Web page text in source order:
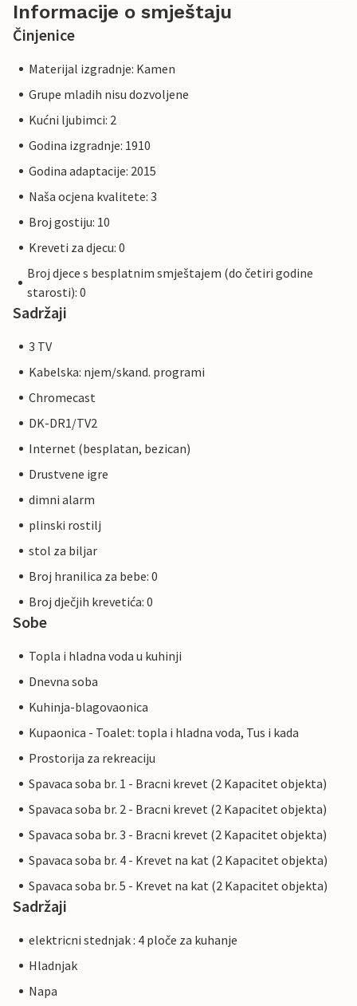
Informacije o smještaju
Činjenice
Materijal izgradnje: Kamen
Grupe mladih nisu dozvoljene
Kućni ljubimci: 2
Godina izgradnje: 1910
Godina adaptacije: 2015
Naša ocjena kvalitete: 3
Broj gostiju: 10
Kreveti za djecu: 0
Broj djece s besplatnim smještajem (do četiri godine
starosti): 0
Sadržaji
3 TV
Kabelska: njem/skand. programi
Chromecast
DK-DR1/TV2
Internet (besplatan, bezican)
Drustvene igre
dimni alarm
plinski rostilj
stol za biljar
Broj hranilica za bebe: 0
Broj dječjih krevetića: 0
Sobe
Topla i hladna voda u kuhinji
Dnevna soba
Kuhinja-blagovaonica
Kupaonica - Toalet: topla i hladna voda, Tus i kada
Prostorija za rekreaciju
Spavaca soba br. 1 - Bracni krevet (2 Kapacitet objekta)
Spavaca soba br. 2 - Bracni krevet (2 Kapacitet objekta)
Spavaca soba br. 3 - Bracni krevet (2 Kapacitet objekta)
Spavaca soba br. 4 - Krevet na kat (2 Kapacitet objekta)
Spavaca soba br. 5 - Krevet na kat (2 Kapacitet objekta)
Sadržaji
elektricni stednjak : 4 ploče za kuhanje
Hladnjak
Napa